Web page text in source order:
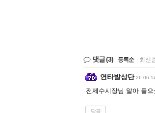
댓글(3) 등록순 최신
연타발상단 26-06-
전제수시장님 알아 들
답글